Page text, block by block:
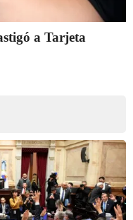
a Tarjeta